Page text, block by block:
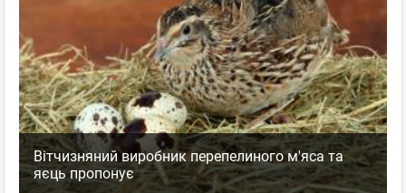
Вітчизняний виробник перепелиного м'яса та
яєць пропонує